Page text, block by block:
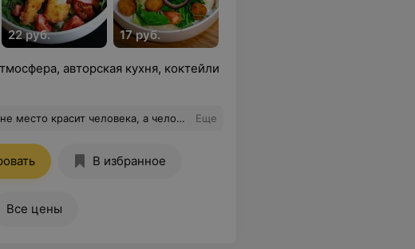
22 руб. 17 руб.
авторская кухня, коктейли
из кафе, которая рассказала нам много интересного. Вообщем в кафе сходили как в музее Марка Шагала побывали и с ним пообщались. Все остальное, тоже на высшем уровне. Еще
В избранное
Все цены